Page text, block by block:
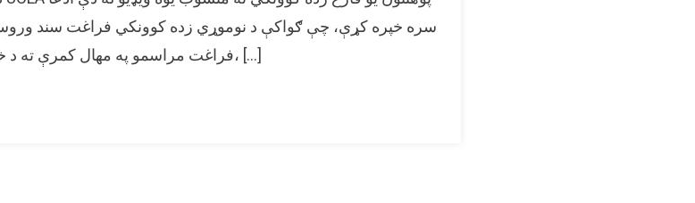
سره خپره کړې، چې ګواکې د نوموړي زده کوونکي فراغت سند
فراغت مراسمو په مهال کمرې ته د خپل لیپټاپ په سکرین هغه تاریچه وښوده، […]